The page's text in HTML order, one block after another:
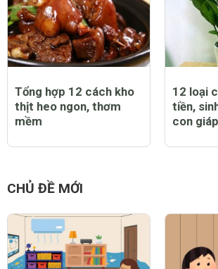
Tổng hợp 12 cách kho
thịt heo ngon, thơm
mềm
12 loại
tiền,
con giáp
CHỦ ĐỀ MỚI